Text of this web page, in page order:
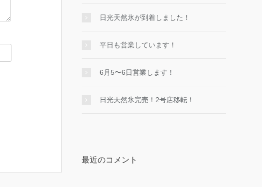
日光天然氷が到着しました！
平日も営業しています！
6月5〜6日営業します！
日光天然氷完売！2号店移転！
最近のコメント